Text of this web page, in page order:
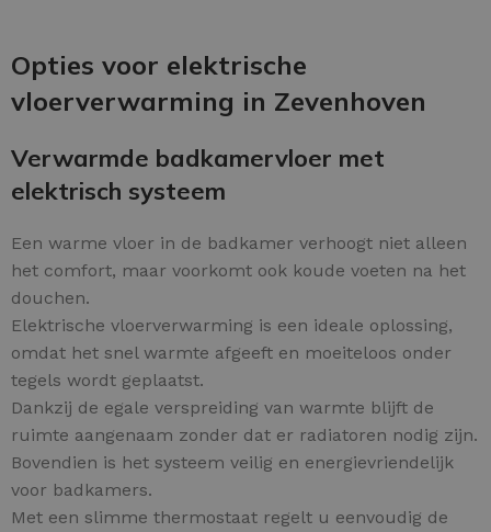
Opties voor elektrische
vloerverwarming in Zevenhoven
Verwarmde badkamervloer met
elektrisch systeem
Een warme vloer in de badkamer verhoogt niet alleen
het comfort, maar voorkomt ook koude voeten na het
douchen.
Elektrische vloerverwarming is een ideale oplossing,
omdat het snel warmte afgeeft en moeiteloos onder
tegels wordt geplaatst.
Dankzij de egale verspreiding van warmte blijft de
ruimte aangenaam zonder dat er radiatoren nodig zijn.
Bovendien is het systeem veilig en energievriendelijk
voor badkamers.
Met een slimme thermostaat regelt u eenvoudig de